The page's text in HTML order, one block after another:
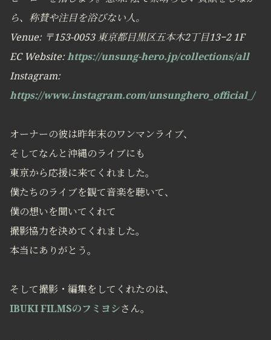
ら、称賛や注目を浴びない人。
Venue: 〒153-0053 東京都目黒区五本木2丁目13−2 1F
EC Website:https://unsung-hero.jp/collections/all
Instagram:
https://www.instagram.com/unsunghero_official_/
オーナーの彼は昨年末のワンマンライブ、
そしてなんと沖縄のライブにも
東京から応援に来てくれました。
僕たちのライブを観て音楽を聴いて、
僕の想いを聞いてくれて
撮影協力を決めてくれました。
本当にありがとう。
そして撮影・編集をしてくれたのは、
IBUKI FILMSのフミヨシさん。